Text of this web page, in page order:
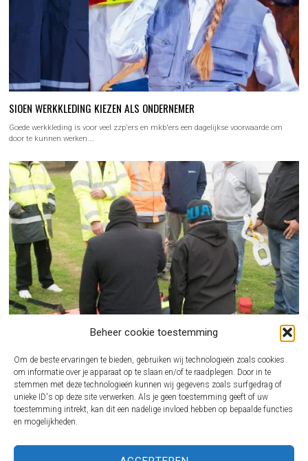
Beheer cookie toestemming
Om de beste ervaringen te bieden, gebruiken wij technologieën zoals cookies
om informatie over je apparaat op te slaan en/of te raadplegen. Door in te
stemmen met deze technologieën kunnen wij gegevens zoals surfgedrag of
unieke ID's op deze site verwerken. Als je geen toestemming geeft of uw
toestemming intrekt, kan dit een nadelige invloed hebben op bepaalde functies
en mogelijkheden.
SIOEN WERKKLEDING KIEZEN ALS ONDERNEMER
Goede werkkleding is voor veel zzp'ers en mkb'ers een dagelijkse voorwaarde om
door te kunnen werken.…
BHV CURSUS REGELEN ALS ONDERNEMER ZONDER GEDOE
Een incident op de werkvloer komt nooit gelegen. Juist dan wil je dat iemand direct